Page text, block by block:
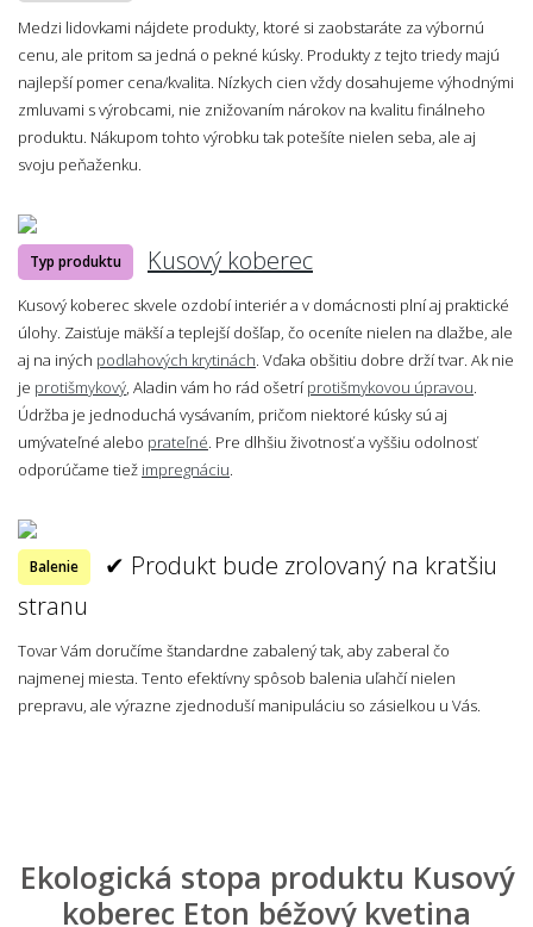
Medzi lidovkami nájdete produkty, ktoré si zaobstaráte za výbornú
cenu, ale pritom sa jedná o pekné kúsky. Produkty z tejto triedy majú
najlepší pomer cena/kvalita. Nízkych cien vždy dosahujeme výhodnými
zmluvami s výrobcami, nie znižovaním nárokov na kvalitu finálneho
produktu. Nákupom tohto výrobku tak potešíte nielen seba, ale aj
svoju peňaženku.
Typ produktu Kusový koberec
Kusový koberec skvele ozdobí interiér a v domácnosti plní aj praktické
úlohy. Zaisťuje mäkší a teplejší došľap, čo oceníte nielen na dlažbe, ale
aj na iných podlahových krytinách. Vďaka obšitiu dobre drží tvar. Ak nie
je protišmykový, Aladin vám ho rád ošetríprotišmykovou úpravou.
Údržba je jednoduchá vysávaním, pričom niektoré kúsky sú aj
umývateľné alebo prateľné. Pre dlhšiu životnosť a vyššiu odolnosť
odporúčame tiež impregnáciu.
Balenie
✔ Produkt bude zrolovaný na kratšiu
stranu
Tovar Vám doručíme štandardne zabalený tak, aby zaberal čo
najmenej miesta. Tento efektívny spôsob balenia uľahčí nielen
prepravu, ale výrazne zjednoduší manipuláciu so zásielkou u Vás.
Ekologická stopa produktu Kusový
koberec Eton béžový kvetina